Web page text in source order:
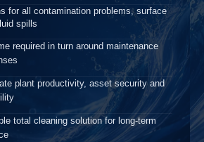
for all contamination problems, surface
spills
required in turn around maintenance
plant productivity, asset security and
total cleaning solution for long-term